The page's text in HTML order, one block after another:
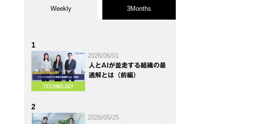
Weekly 3Months
1
2026/06/01
人とAIが並走する組織の最
適解とは（前編）
2
2026/05/25